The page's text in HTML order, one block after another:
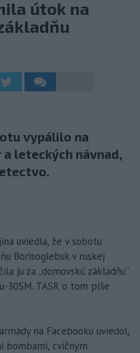
útok na
vypálilo na
leteckých návnad,
uviedla, že v sobotu
Borisoglebsk v ruskej
ju za „domovskú základňu“
30SM. TASR o tom píše
na Facebooku uviedol,
bombami, cvičným